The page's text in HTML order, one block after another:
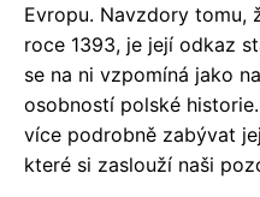
Evropu. Navzdory tomu,
roce 1393, je její odkaz
se na ni vzpomíná jako
osobností polské
více podrobně zabývat
které si zaslouží naši